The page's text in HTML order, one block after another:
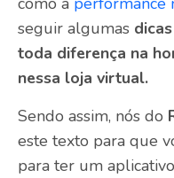
seguir algumas
toda diferença na
nessa loja virtual.
Sendo assim, nós do
este texto para que
para ter um